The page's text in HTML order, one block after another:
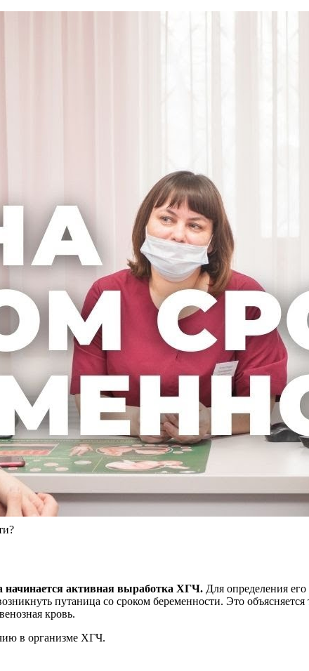
начинается активная выработка ХГЧ. Для определения
путаница со сроком беременности. Это
кровь.
в организме ХГЧ.